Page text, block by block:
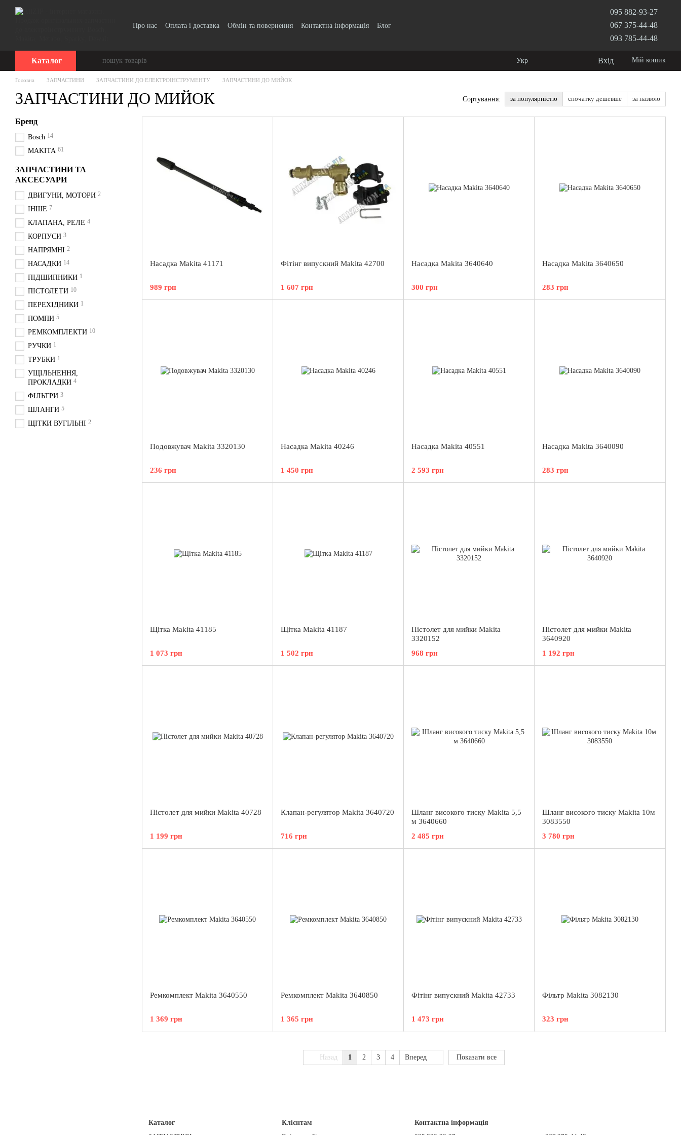
Перейти до основного контенту
Про нас Оплата і доставка Обмін та повернення Контактна інформація Блог
095 882-93-27
067 375-44-48
093 785-44-48
Каталог Укр Вхід Мій кошик
Головна ЗАПЧАСТИНИ ЗАПЧАСТИНИ ДО ЕЛЕКТРОІНСТРУМЕНТУ ЗАПЧАСТИНИ ДО МИЙОК
ЗАПЧАСТИНИ ДО МИЙОК Сортування: за популярністю спочатку дешевше за назвою
Насадка Makita 41171
989 грн
Фітінг випускний Makita 42700
1 607 грн
Насадка Makita 3640640
300 грн
Насадка Makita 3640650
283 грн
Подовжувач Makita 3320130
236 грн
Насадка Makita 40246
1 450 грн
Насадка Makita 40551
2 593 грн
Насадка Makita 3640090
283 грн
Щітка Makita 41185
1 073 грн
Щітка Makita 41187
1 502 грн
Пістолет для мийки Makita
3320152
968 грн
Пістолет для мийки Makita
3640920
1 192 грн
Пістолет для мийки Makita 40728
1 199 грн
Клапан-регулятор Makita 3640720
716 грн
Шланг високого тиску Makita 5,5
м 3640660
2 485 грн
Шланг високого тиску Makita 10м
3083550
3 780 грн
Ремкомплект Makita 3640550
1 369 грн
Ремкомплект Makita 3640850
1 365 грн
Фітінг випускний Makita 42733
1 473 грн
Фільтр Makita 3082130
323 грн
Назад 1 2 3 4 Вперед Показати все
Бренд
Bosch 14
MAKITA 61
ЗАПЧАСТИНИ ТА
АКСЕСУАРИ
ДВИГУНИ, МОТОРИ 2
ІНШЕ 7
КЛАПАНА, РЕЛЕ 4
КОРПУСИ 3
НАПРЯМНІ 2
НАСАДКИ 14
ПІДШИПНИКИ 1
ПІСТОЛЕТИ 10
ПЕРЕХІДНИКИ 1
ПОМПИ 5
РЕМКОМПЛЕКТИ 10
РУЧКИ 1
ТРУБКИ 1
УЩІЛЬНЕННЯ,
ПРОКЛАДКИ 4
ФІЛЬТРИ 3
ШЛАНГИ 5
ЩІТКИ ВУГІЛЬНІ 2
Каталог
Клієнтам
Контактна інформація